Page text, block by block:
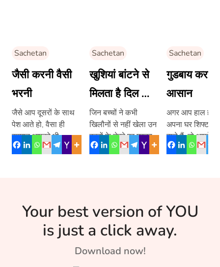
Sachetan
जैसी करनी वैसी
भरनी
जैसे आप दूसरों के साथ
पेश आते हो, वैसा ही
सम्मान आपको भी
मिलेगा। कुछ ऐसा ही यह
Sachetan
खुशियां बांटने से
मिलता है दिल को
सुकून
जिन बच्चों ने कभी
खिलौनों से नहीं खेला उन
बच्चों के चेहरे पर मुस्कान
बिखेर ने का काम दिल्ली
Sachetan
गुडबाय करना
आसान
अगर आप हाल ही में
अपना घर शिफ्ट
वाले हैं, तो आपके
क्या-क्या बातें
Your best version of YOU
is just a click away.
Download now!